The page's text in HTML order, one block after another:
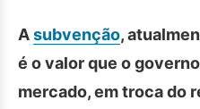
Asubvenção,
é o valor que o
mercado, em troca do